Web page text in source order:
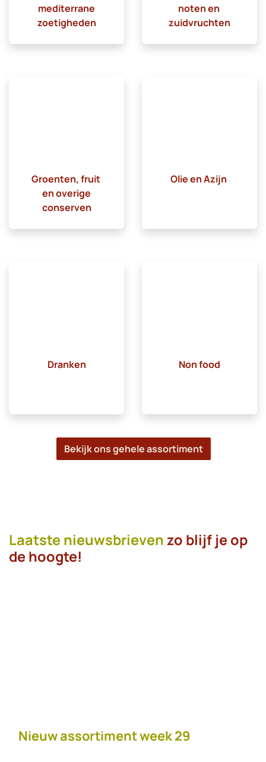
mediterrane
zoetigheden
noten en
zuidvruchten
Groenten, fruit
en overige
conserven
Olie en Azijn
Dranken Non food
Bekijk ons gehele assortiment
Laatste nieuwsbrievenzo blijf je op
de hoogte!
Nieuw assortiment week 29